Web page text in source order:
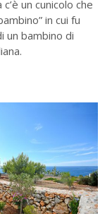
un cunicolo che
in cui fu
un bambino di